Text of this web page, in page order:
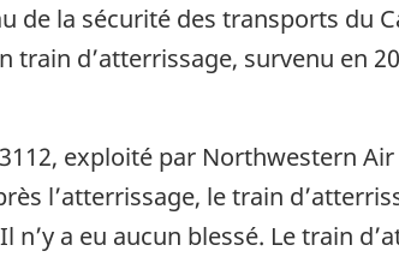
de la sécurité des transports du
train d’atterrissage, survenu en
exploité par Northwestern Air
l’atterrissage, le train
a eu aucun blessé. Le train